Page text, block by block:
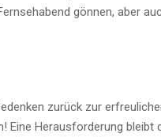
gönnen, aber
zurück zur
Eine Herausforderung bleibt